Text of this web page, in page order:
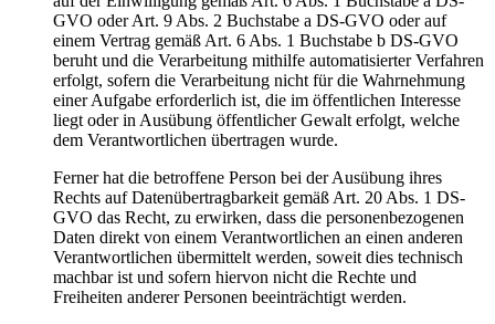
GVO oder Art. 9 Abs. 2 Buchstabe a DS-GVO oder auf
einem Vertrag gemäß Art. 6 Abs. 1 Buchstabe b DS-GVO
beruht und die Verarbeitung mithilfe automatisierter Verfahren
erfolgt, sofern die Verarbeitung nicht für die Wahrnehmung
einer Aufgabe erforderlich ist, die im öffentlichen Interesse
liegt oder in Ausübung öffentlicher Gewalt erfolgt, welche
dem Verantwortlichen übertragen wurde.
Ferner hat die betroffene Person bei der Ausübung ihres
Rechts auf Datenübertragbarkeit gemäß Art. 20 Abs. 1 DS-
GVO das Recht, zu erwirken, dass die personenbezogenen
Daten direkt von einem Verantwortlichen an einen anderen
Verantwortlichen übermittelt werden, soweit dies technisch
machbar ist und sofern hiervon nicht die Rechte und
Freiheiten anderer Personen beeinträchtigt werden.